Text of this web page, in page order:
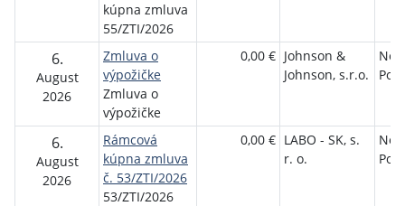
kúpna zmluva
55/ZTI/2026
6.
August
2026
Zmluva o
výpožičke
Zmluva o
výpožičke
0,00 € Johnson &
Johnson, s.r.o.
6.
August
2026
Rámcová
kúpna zmluva
č. 53/ZTI/2026
53/ZTI/2026
0,00 € LABO - SK, s.
r. o.